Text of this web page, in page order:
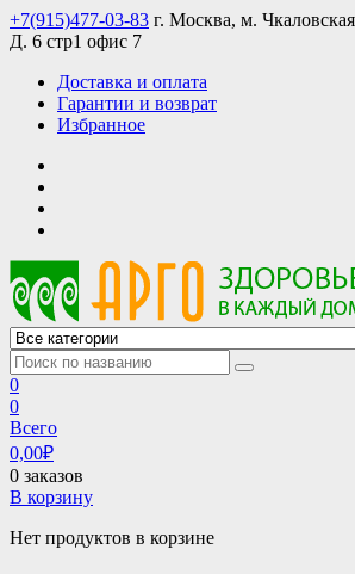
Skip
to
+7(915)477-03-83 г. Москва, м.
Д. 6 стр1 офис 7
Доставка и оплата
Гарантии и возврат
Избранное
АРГО интернет магазин, доставка в
АРГО каталог каталог продукции,
0
0
Всего
0,00₽
0 заказов
В корзину
Нет продуктов в корзине